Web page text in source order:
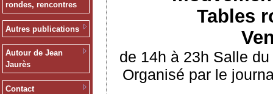
rondes, rencontres
Autres publications
Autour de Jean
Jaurès
Contact
Tables
de 14h à 23h Salle
Organisé par le